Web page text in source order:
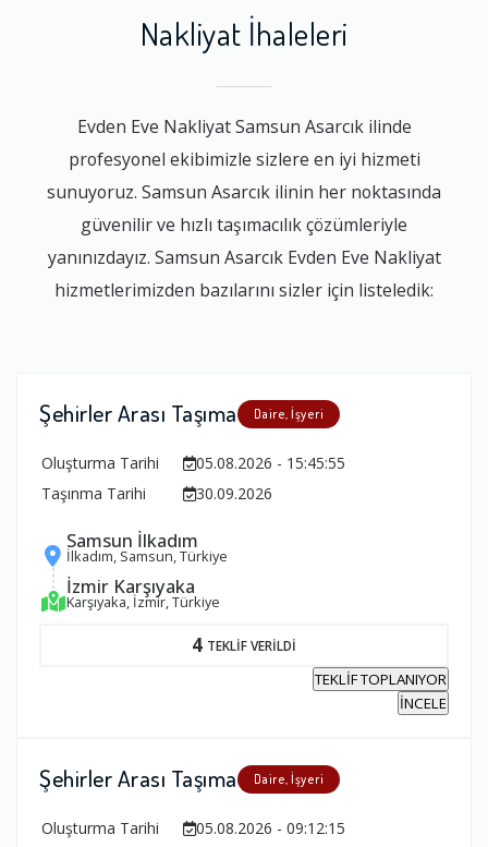
Nakliyat İhaleleri
Evden Eve Nakliyat Samsun Asarcık ilinde
profesyonel ekibimizle sizlere en iyi hizmeti
sunuyoruz. Samsun Asarcık ilinin her noktasında
güvenilir ve hızlı taşımacılık çözümleriyle
yanınızdayız. Samsun Asarcık Evden Eve Nakliyat
hizmetlerimizden bazılarını sizler için listeledik:
Şehirler Arası Taşıma Daire, İşyeri
Oluşturma Tarihi
05.08.2026 - 15:45:55
Taşınma Tarihi
30.09.2026
Samsun İlkadım
İlkadım, Samsun, Türkiye
İzmir Karşıyaka
Karşıyaka, İzmir, Türkiye
4 TEKLİF VERİLDİ
TEKLİF TOPLANIYOR
İNCELE
Şehirler Arası Taşıma Daire, İşyeri
Oluşturma Tarihi
05.08.2026 - 09:12:15